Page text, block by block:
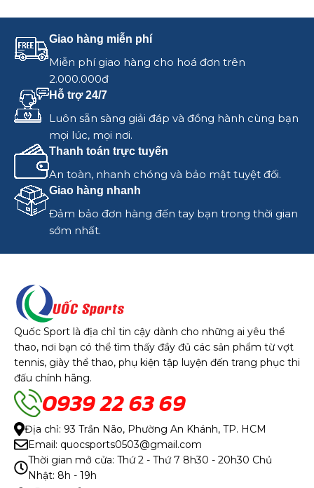
Giao hàng miễn phí
Miễn phí giao hàng cho hoá đơn trên
2.000.000đ
Hỗ trợ 24/7
Luôn sẵn sàng giải đáp và đồng hành cùng bạn
mọi lúc, mọi nơi.
Thanh toán trực tuyến
An toàn, nhanh chóng và bảo mật tuyệt đối.
Giao hàng nhanh
Đảm bảo đơn hàng đến tay bạn trong thời gian
sớm nhất.
Quốc Sport là địa chỉ tin cậy dành cho những ai yêu thể
thao, nơi bạn có thể tìm thấy đầy đủ các sản phẩm từ vợt
tennis, giày thể thao, phụ kiện tập luyện đến trang phục thi
đấu chính hãng.
0939 22 63 69
Địa chỉ: 93 Trần Não, Phường An Khánh, TP. HCM
Email: quocsports0503@gmail.com
Thời gian mở cửa: Thứ 2 - Thứ 7 8h30 - 20h30 Chủ
Nhật: 8h - 19h